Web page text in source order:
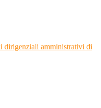
dirigenziali amministrativi di